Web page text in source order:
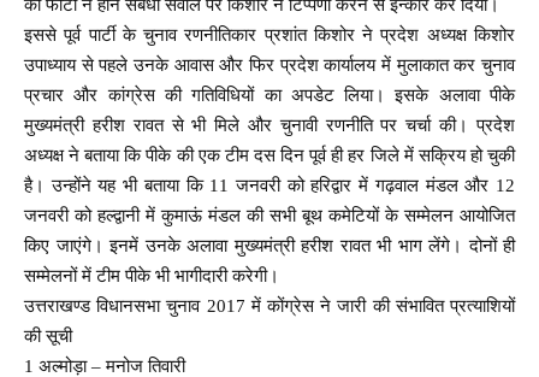
की फोटो न होने संबंधी सवाल पर किशोर ने टिप्पणी करने से इन्कार कर दिया।
इससे पूर्व पार्टी के चुनाव रणनीतिकार प्रशांत किशोर ने प्रदेश अध्यक्ष किशोर
उपाध्याय से पहले उनके आवास और फिर प्रदेश कार्यालय में मुलाकात कर चुनाव
प्रचार और कांग्रेस की गतिविधियों का अपडेट लिया। इसके अलावा पीके
मुख्यमंत्री हरीश रावत से भी मिले और चुनावी रणनीति पर चर्चा की। प्रदेश
अध्यक्ष ने बताया कि पीके की एक टीम दस दिन पूर्व ही हर जिले में सक्रिय हो चुकी
है। उन्होंने यह भी बताया कि 11 जनवरी को हरिद्वार में गढ़वाल मंडल और 12
जनवरी को हल्द्वानी में कुमाऊं मंडल की सभी बूथ कमेटियों के सम्मेलन आयोजित
किए जाएंगे। इनमें उनके अलावा मुख्यमंत्री हरीश रावत भी भाग लेंगे। दोनों ही
सम्मेलनों में टीम पीके भी भागीदारी करेगी।
उत्तराखण्ड विधानसभा चुनाव 2017 में कोंग्रेस ने जारी की संभावित प्रत्याशियों
की सूची
1 अल्मोड़ा – मनोज तिवारी